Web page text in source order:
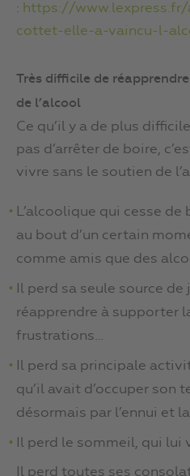
: https://
cottet-elle-a-vaincu-l-
Très difficile de
de l’alcool
Ce qu’il y a de plus
pas d’arrêter de boire,
vivre sans le soutien de
L’alcoolique qui cesse
au bout d’un certain
comme amis que des
Il perd sa seule source
réapprendre à supporter
frustrations…
Il perd sa principale
qu’il avait d’occuper son
désormais par l’ennui et
Il perd le sommeil, qui lui
Il perd toutes ses